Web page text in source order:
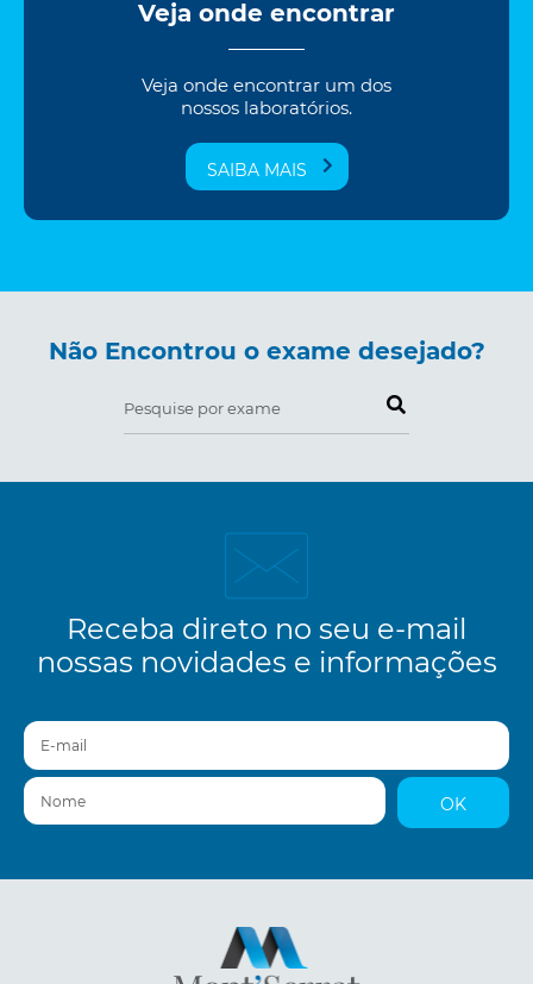
Veja onde encontrar
Veja onde encontrar um dos
nossos laboratórios.
SAIBA MAIS
Não Encontrou o exame desejado?
Pesquise por exame
Receba direto no seu e-mail
nossas novidades e informações
E-mail
Nome
OK